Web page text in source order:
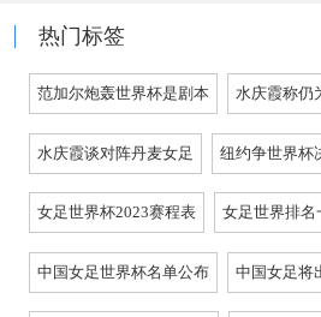
热门标签
范加尔炮轰世界杯是剧本 水庆霞称仍
水庆霞谈对阵丹麦女足 纽约争世界杯
女足世界杯2023赛程表 女足世界排名
中国女足世界杯名单公布 中国女足将